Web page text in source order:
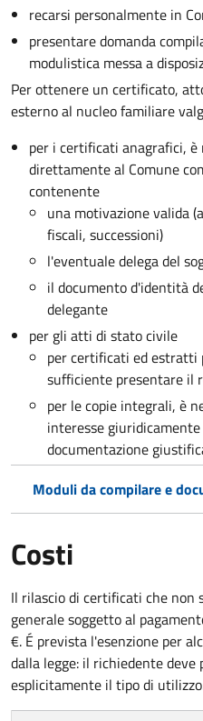
recarsi personalmente in
presentare domanda
modulistica messa a
Per ottenere un certificato,
esterno al nucleo familiare
per i certificati anagrafici, è
direttamente al Comune
contenente
una motivazione valida
fiscali, successioni)
l'eventuale delega del
il documento d'identità
delegante
per gli atti di stato civile
per certificati ed estratti
sufficiente presentare il
per le copie integrali, è
interesse
documentazione
Moduli da compilare e
Costi
Il rilascio di certificati che non
generale soggetto al
€. É prevista l'esenzione per
dalla legge: il richiedente
esplicitamente il tipo di